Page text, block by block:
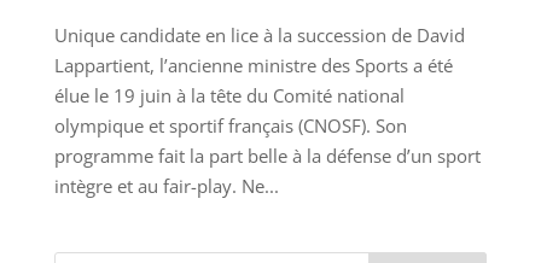
Unique candidate en lice à la succession de David
Lappartient, l’ancienne ministre des Sports a été
élue le 19 juin à la tête du Comité national
olympique et sportif français (CNOSF). Son
programme fait la part belle à la défense d’un sport
intègre et au fair-play. Ne...